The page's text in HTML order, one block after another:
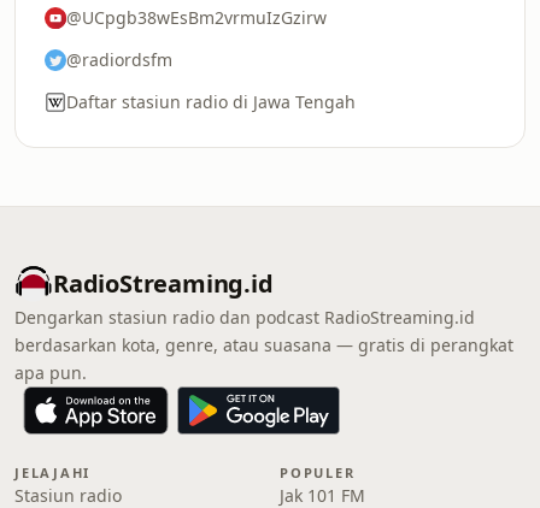
@UCpgb38wEsBm2vrmuIzGzirw
@radiordsfm
Daftar stasiun radio di Jawa Tengah
RadioStreaming.id
Dengarkan stasiun radio dan podcast RadioStreaming.id
berdasarkan kota, genre, atau suasana — gratis di perangkat
apa pun.
JELAJAHI
Stasiun radio
POPULER
Jak 101 FM